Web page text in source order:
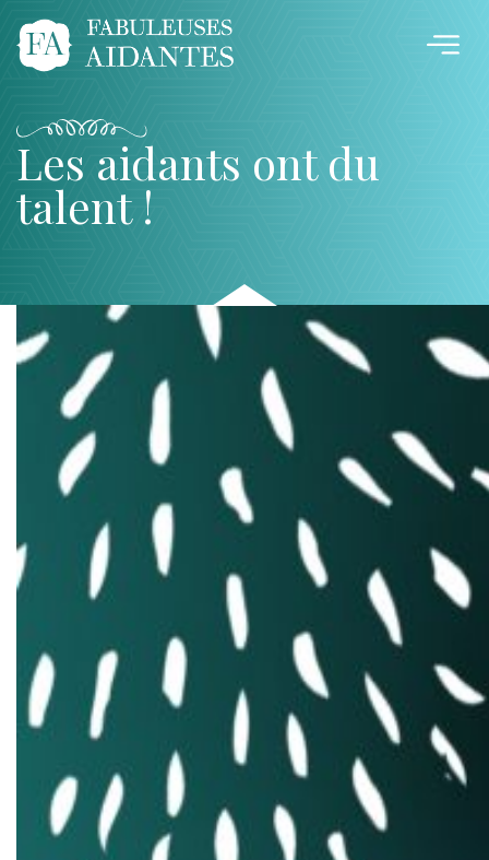
Les aidants ont du
talent !